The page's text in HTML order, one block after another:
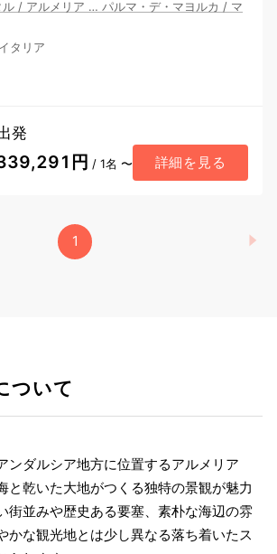
ル / アルメリア … パルマ・デ・マヨルカ / マ
タリア
発
円 / 1名 〜 詳細を見る
1
ついて
ンダルシア地方に位置するアルメリア
と乾いた大地がつくる独特の景観が魅力
街並みや歴史ある要塞、素朴な海辺の雰
かな観光地とは少し異なる落ち着いたス